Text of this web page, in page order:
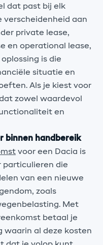
dat past bij elk
verscheidenheid aan
private lease,
en operational lease,
is die
situatie en
Als je kiest voor
zowel waardevol
en
binnen handbereik
voor een Dacia is
particulieren die
van een nieuwe
zoals
Met
betaal je
waarin al deze kosten